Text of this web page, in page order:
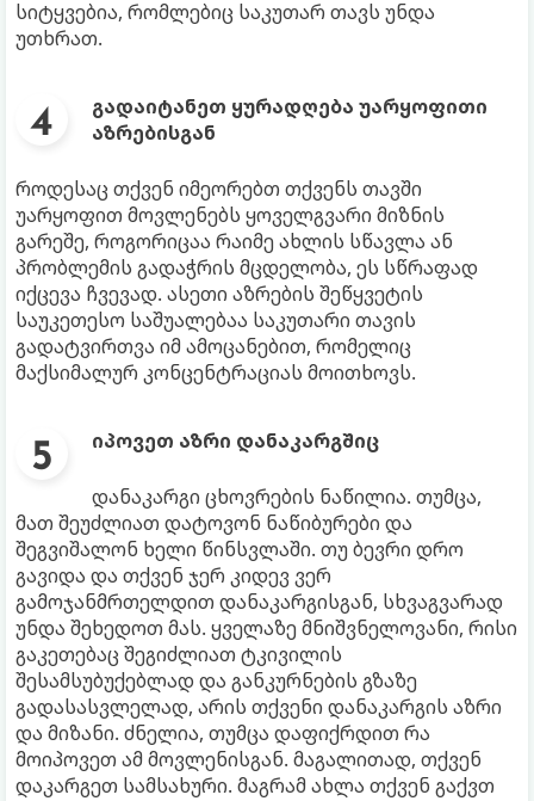
სიტყვებია, რომლებიც საკუთარ თავს უნდა
უთხრათ.
გადაიტანეთ ყურადღება უარყოფითი
აზრებისგან
როდესაც თქვენ იმეორებთ თქვენს თავში
უარყოფით მოვლენებს ყოველგვარი მიზნის
გარეშე, როგორიცაა რაიმე ახლის სწავლა ან
პრობლემის გადაჭრის მცდელობა, ეს სწრაფად
იქცევა ჩვევად. ასეთი აზრების შეწყვეტის
საუკეთესო საშუალებაა საკუთარი თავის
გადატვირთვა იმ ამოცანებით, რომელიც
მაქსიმალურ კონცენტრაციას მოითხოვს.
იპოვეთ აზრი დანაკარგშიც
დანაკარგი ცხოვრების ნაწილია. თუმცა,
მათ შეუძლიათ დატოვონ ნაწიბურები და
შეგვიშალონ ხელი წინსვლაში. თუ ბევრი დრო
გავიდა და თქვენ ჯერ კიდევ ვერ
გამოჯანმრთელდით დანაკარგისგან, სხვაგვარად
უნდა შეხედოთ მას. ყველაზე მნიშვნელოვანი, რისი
გაკეთებაც შეგიძლიათ ტკივილის
შესამსუბუქებლად და განკურნების გზაზე
გადასასვლელად, არის თქვენი დანაკარგის აზრი
და მიზანი. ძნელია, თუმცა დაფიქრდით რა
მოიპოვეთ ამ მოვლენისგან. მაგალითად, თქვენ
დაკარგეთ სამსახური. მაგრამ ახლა თქვენ გაქვთ